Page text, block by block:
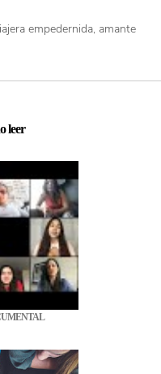
empedernida, amante
leer